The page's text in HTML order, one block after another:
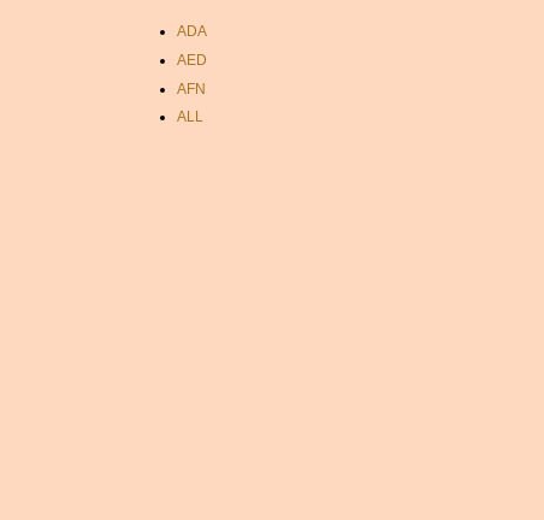
ADA
AED
AFN
ALL